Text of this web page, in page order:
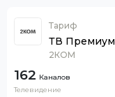
Тариф
ТВ Премиум
2КОМ
162 Каналов
Телевидение